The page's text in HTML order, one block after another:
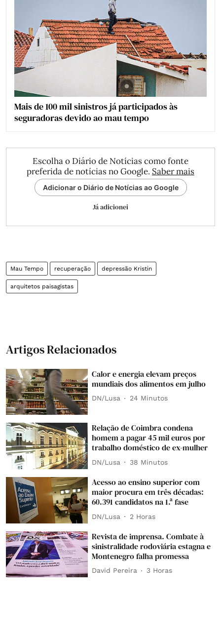
Mais de 100 mil sinistros já participados às
seguradoras devido ao mau tempo
Escolha o Diário de Notícias como fonte
preferida de notícias no Google. Saber mais
Adicionar o Diário de Notícias ao Google
Já adicionei
Mau Tempo recuperação depressão Kristin
arquitetos paisagistas
Artigos Relacionados
Calor e energia elevam preços
mundiais dos alimentos em julho
DN/Lusa 24 Minutos
Relação de Coimbra condena
homem a pagar 45 mil euros por
trabalho doméstico de ex-mulher
DN/Lusa 38 Minutos
Acesso ao ensino superior com
maior procura em três décadas:
60.391 candidatos na 1.ª fase
DN/Lusa 2 Horas
Revista de imprensa. Combate à
sinistralidade rodoviária estagna e
Montenegro falha promessa
David Pereira 3 Horas